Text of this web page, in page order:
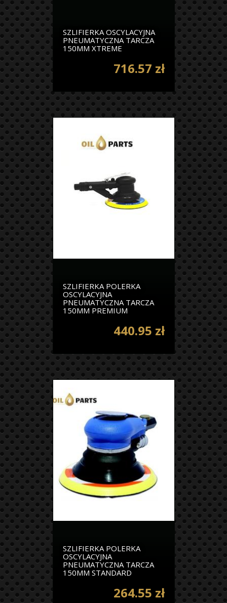
SZLIFIERKA OSCYLACYJNA
PNEUMATYCZNA TARCZA
150MM XTREME
716.57 zł
SZLIFIERKA POLERKA
OSCYLACYJNA
PNEUMATYCZNA TARCZA
150MM PREMIUM
440.95 zł
SZLIFIERKA POLERKA
OSCYLACYJNA
PNEUMATYCZNA TARCZA
150MM STANDARD
264.55 zł